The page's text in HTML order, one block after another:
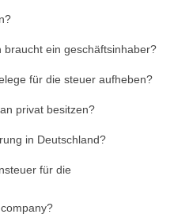
braucht ein geschäftsinhaber?
für die steuer aufheben?
privat besitzen?
in Deutschland?
für die